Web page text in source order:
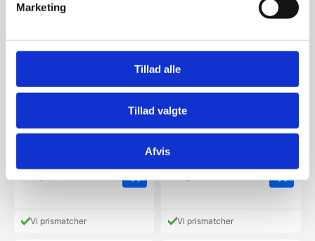
Marketing
Tillad alle
Tillad valgte
Afvis
Glas uge tavle 45 x 45 cm.
Magnetisk glas uge tavle 45 x
Vi prismatcher
Glas uge tavle 45 x 45 cm.
Sort. Engelsk
Magnetisk glas uge tavle 45 x
på tavlen med en…
Vi prismatcher